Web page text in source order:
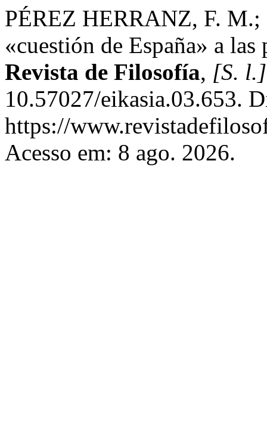
PÉREZ HERRANZ, F.
«cuestión de España» a
Revista de Filosofía, [S. l.]
10.57027/eikasia.03.653.
https://
Acesso em: 8 ago. 2026.